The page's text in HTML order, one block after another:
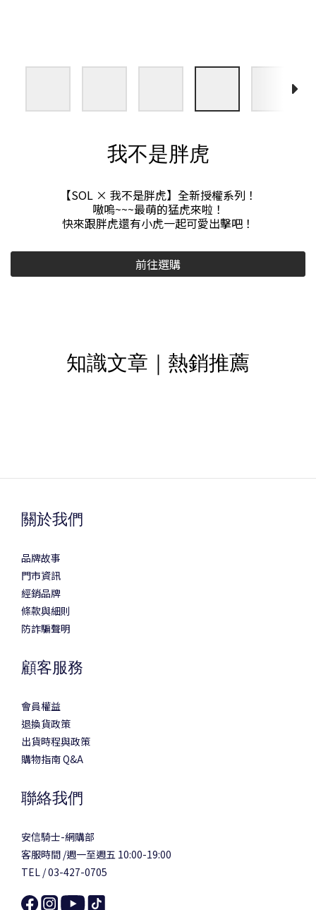
我不是胖虎
【SOL × 我不是胖虎】全新授權系列！
嗷嗚~~~最萌的猛虎來啦！
快來跟胖虎還有小虎一起可愛出擊吧！
前往選購
知識文章｜熱銷推薦
關於我們
品牌故事
門市資訊
經銷品牌
條款與細則
防詐騙聲明
顧客服務
會員權益
退換貨政策
出貨時程與政策
購物指南 Q&A
聯絡我們
安信騎士-網購部
客服時間 /週一至週五 10:00-19:00
TEL / 03-427-0705